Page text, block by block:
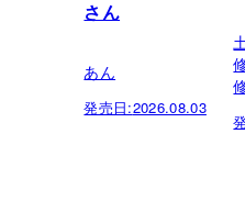
さん
あん
発売日:2026.08.03